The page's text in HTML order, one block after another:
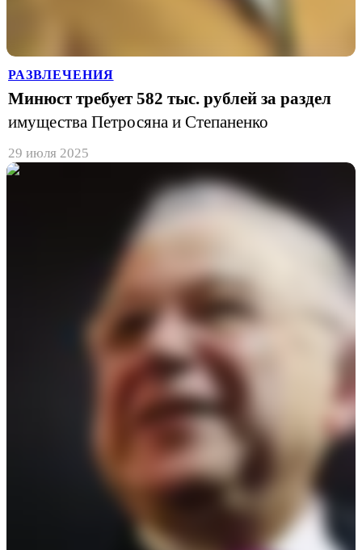
РАЗВЛЕЧЕНИЯ
Минюст требует 582 тыс. рублей за раздел
имущества Петросяна и Степаненко
29 июля 2025